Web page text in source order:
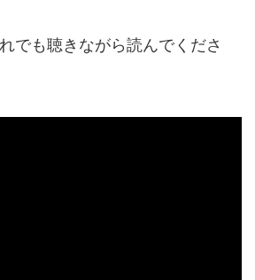
でも聴きながら読んでくださ